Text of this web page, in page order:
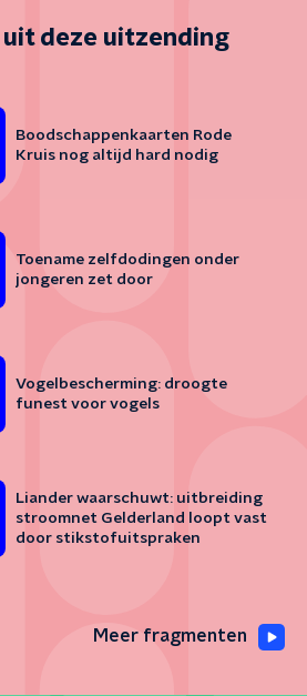
uit deze uitzending
Boodschappenkaarten Rode
Kruis nog altijd hard nodig
Toename zelfdodingen onder
jongeren zet door
Vogelbescherming: droogte
funest voor vogels
Liander waarschuwt: uitbreiding
stroomnet Gelderland loopt vast
door stikstofuitspraken
Meer fragmenten